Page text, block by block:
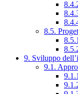
8.5.
9. Sviluppo
9.1.